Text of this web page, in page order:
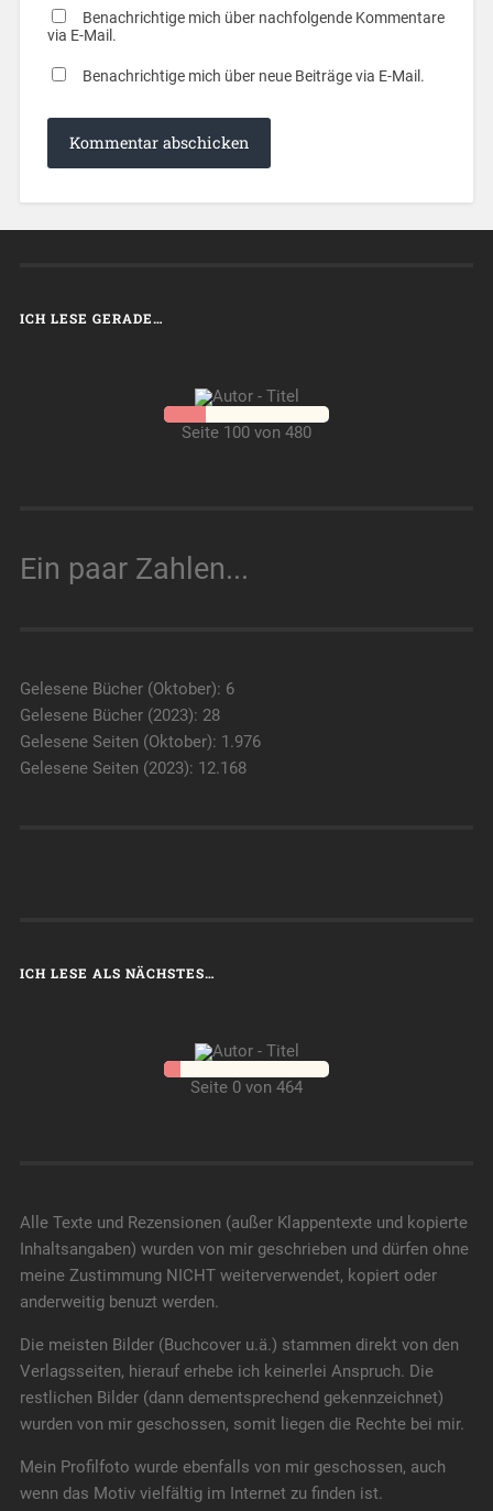
Benachrichtige mich über nachfolgende Kommentare
via E-Mail.
Benachrichtige mich über neue Beiträge via E-Mail.
ICH LESE GERADE…
Seite 100 von 480
Ein paar Zahlen...
Gelesene Bücher (Oktober): 6
Gelesene Bücher (2023): 28
Gelesene Seiten (Oktober): 1.976
Gelesene Seiten (2023): 12.168
ICH LESE ALS NÄCHSTES…
Seite 0 von 464
Alle Texte und Rezensionen (außer Klappentexte und kopierte
Inhaltsangaben) wurden von mir geschrieben und dürfen ohne
meine Zustimmung NICHT weiterverwendet, kopiert oder
anderweitig benuzt werden.
Die meisten Bilder (Buchcover u.ä.) stammen direkt von den
Verlagsseiten, hierauf erhebe ich keinerlei Anspruch. Die
restlichen Bilder (dann dementsprechend gekennzeichnet)
wurden von mir geschossen, somit liegen die Rechte bei mir.
Mein Profilfoto wurde ebenfalls von mir geschossen, auch
wenn das Motiv vielfältig im Internet zu finden ist.